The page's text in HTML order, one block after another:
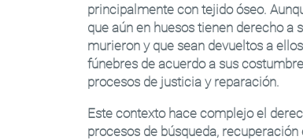
principalmente con tejido óseo.
que aún en huesos tienen derecho a
murieron y que sean devueltos a
fúnebres de acuerdo a sus
procesos de justicia y reparación.
Este contexto hace complejo el
procesos de búsqueda,